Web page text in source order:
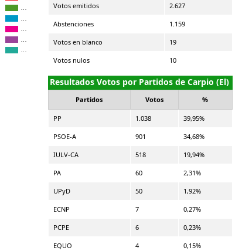
Votos emitidos 2.627
Abstenciones 1.159
Votos en blanco 19
Votos nulos 10
Resultados Votos por Partidos de Carpio (El)
Partidos Votos %
PP 1.038 39,95%
PSOE-A 901 34,68%
IULV-CA 518 19,94%
PA 60 2,31%
UPyD 50 1,92%
ECNP 7 0,27%
PCPE 6 0,23%
EQUO 4 0,15%